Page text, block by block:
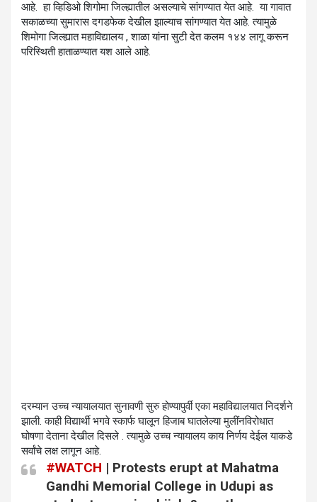
आहे. हा व्हिडिओ शिगोमा जिल्ह्यातील असल्याचे सांगण्यात येत आहे. या गावात
सकाळच्या सुमारास दगडफेक देखील झाल्याच सांगण्यात येत आहे. त्यामुळे
शिमोगा जिल्ह्यात महाविद्यालय , शाळा यांना सुटी देत कलम १४४ लागू करून
परिस्थिती हाताळण्यात यश आले आहे.
दरम्यान उच्च न्यायालयात सुनावणी सुरु होण्यापुर्वी एका महाविद्यालयात निदर्शने
झाली. काही विद्यार्थी भगवे स्कार्फ घालून हिजाब घातलेल्या मुलींनविरोधात
घोषणा देताना देखील दिसले . त्यामुळे उच्च न्यायालय काय निर्णय देईल याकडे
सर्वांचे लक्ष लागून आहे.
#WATCH | Protests erupt at Mahatma
Gandhi Memorial College in Udupi as